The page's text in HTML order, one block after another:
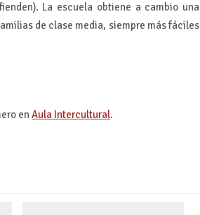
La escuela obtiene a cambio una
de clase media, siempre más fáciles
enAula Intercultural.